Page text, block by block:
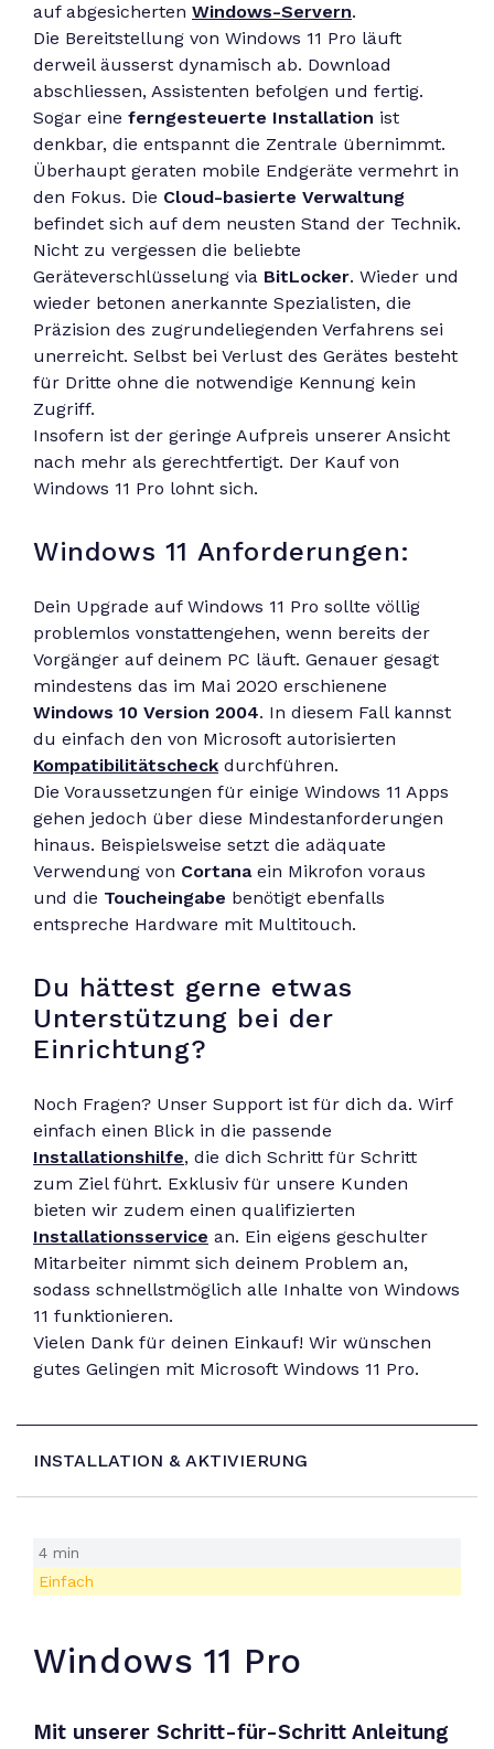
auf abgesicherten Windows-Servern.
Die Bereitstellung von Windows 11 Pro läuft
derweil äusserst dynamisch ab. Download
abschliessen, Assistenten befolgen und fertig.
Sogar eine ferngesteuerte Installation ist
denkbar, die entspannt die Zentrale übernimmt.
Überhaupt geraten mobile Endgeräte vermehrt in
den Fokus. Die Cloud-basierte Verwaltung
befindet sich auf dem neusten Stand der Technik.
Nicht zu vergessen die beliebte
Geräteverschlüsselung via BitLocker. Wieder und
wieder betonen anerkannte Spezialisten, die
Präzision des zugrundeliegenden Verfahrens sei
unerreicht. Selbst bei Verlust des Gerätes besteht
für Dritte ohne die notwendige Kennung kein
Zugriff.
Insofern ist der geringe Aufpreis unserer Ansicht
nach mehr als gerechtfertigt. Der Kauf von
Windows 11 Pro lohnt sich.
Windows 11 Anforderungen:
Dein Upgrade auf Windows 11 Pro sollte völlig
problemlos vonstattengehen, wenn bereits der
Vorgänger auf deinem PC läuft. Genauer gesagt
mindestens das im Mai 2020 erschienene
Windows 10 Version 2004. In diesem Fall kannst
du einfach den von Microsoft autorisierten
Kompatibilitätscheck durchführen.
Die Voraussetzungen für einige Windows 11 Apps
gehen jedoch über diese Mindestanforderungen
hinaus. Beispielsweise setzt die adäquate
Verwendung von Cortanaein Mikrofon voraus
und die Toucheingabe benötigt ebenfalls
entspreche Hardware mit Multitouch.
Du hättest gerne etwas
Unterstützung bei der
Einrichtung?
Noch Fragen? Unser Support ist für dich da. Wirf
einfach einen Blick in die passende
Installationshilfe, die dich Schritt für Schritt
zum Ziel führt. Exklusiv für unsere Kunden
bieten wir zudem einen qualifizierten
Installationsservice an. Ein eigens geschulter
Mitarbeiter nimmt sich deinem Problem an,
sodass schnellstmöglich alle Inhalte von Windows
11 funktionieren.
Vielen Dank für deinen Einkauf! Wir wünschen
gutes Gelingen mit Microsoft Windows 11 Pro.
INSTALLATION & AKTIVIERUNG
4 min
Einfach
Windows 11 Pro
Mit unserer Schritt-für-Schritt Anleitung